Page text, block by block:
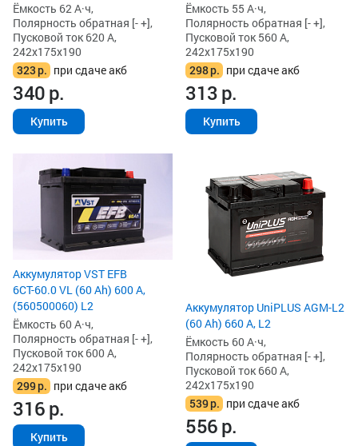
Ёмкость 62 А·ч,
Полярность обратная [- +],
Пусковой ток 620 А,
242x175x190
323р. при сдаче акб
340р.
Купить
Ёмкость 55 А·ч,
Полярность обратная [- +],
Пусковой ток 560 А,
242x175x190
298р. при сдаче акб
313р.
Купить
Аккумулятор VST EFB
6СТ-60.0 VL (60 Ah) 600 А,
(560500060) L2
Ёмкость 60 А·ч,
Полярность обратная [- +],
Пусковой ток 600 А,
242x175x190
299р. при сдаче акб
316р.
Купить
Аккумулятор UniPLUS AGM-L2
(60 Ah) 660 А, L2
Ёмкость 60 А·ч,
Полярность обратная [- +],
Пусковой ток 660 А,
242x175x190
539р. при сдаче акб
556р.